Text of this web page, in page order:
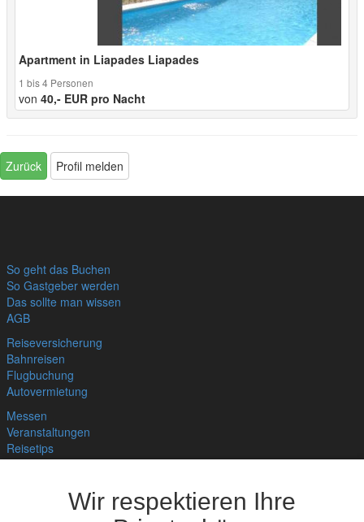
Wir respektieren Ihre
Apartment in Liapades Liapades
1 bis 4 Personen
von 40,- EUR pro Nacht
Zurück Profil melden
So geht das Buchen
So Gastgeber werden
Das sollte man wissen
AGB
Reiseversicherung
Bahnreisen
Flugbuchung
Autovermietung
Messen
Veranstaltungen
Reisetips
Links
Bnb für Deine Website
Hygienekonzept